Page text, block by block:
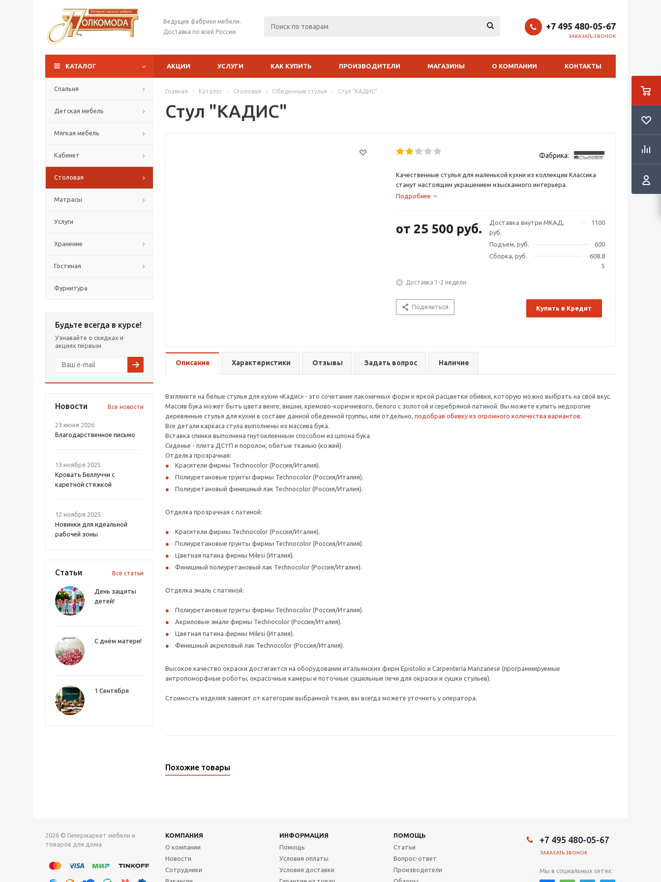
Ведущие фабрики мебели.
Доставка по всей России.
+7 495 480-05-67
ЗАКАЗАТЬ ЗВОНОК
КАТАЛОГ АКЦИИ УСЛУГИ КАК КУПИТЬ ПРОИЗВОДИТЕЛИ МАГАЗИНЫ О КОМПАНИИ КОНТАКТЫ
Спальня
Детская мебель
Мягкая мебель
Кабинет
Столовая
Матрасы
Услуги
Хранение
Гостиная
Фурнитура
Будьте всегда в курсе!
Узнавайте о скидках и
акциях первым
Новости Все новости
23 июня 2026
Благодарственное письмо
13 ноября 2025
Кровать Беллуччи с
каретной стяжкой
12 ноября 2025
Новинки для идеальной
рабочей зоны
Статьи Все статьи
День защиты
детей!
С днём матери!
1 Сентября
Главная - Каталог - Столовая - Обеденные стулья - Стул "КАДИС"
Стул "КАДИС"
Фабрика:
Качественные стулья для маленькой кухни из коллекции Классика
станут настоящим украшением изысканного интерьера.
Подробнее
Доставка внутри МКАД,
руб.
1100
Подъем, руб.
600
Сборка, руб.
608.8
5
от 25 500 руб.
Доставка 1-2 недели.
Поделиться Купить в Кредит
Описание Характеристики Отзывы Задать вопрос Наличие
Взгляните на белые стулья для кухни «Кадис» - это сочетание лаконичных форм и яркой расцветки обивки, которую можно выбрать на свой вкус.
Массив бука может быть цвета венге, вишни, кремово-коричневого, белого с золотой и серебряной патиной. Вы можете купить недорогие
деревянные стулья для кухни в составе данной обеденной группы, или отдельно, подобрав обивку из огромного количества вариантов.
Все детали каркаса стула выполнены из массива бука.
Вставка спинки выполнена гнутоклеенным способом из шпона бука.
Сиденье - плита ДСтП и поролон, обитые тканью (кожей).
Отделка прозрачная:
Красители фирмы Technocolor (Россия/Италия).
Полиуретановые грунты фирмы Technocolor (Россия/Италия).
Полиуретановый финишный лак Technocolor (Россия/Италия).
Отделка прозрачная с патиной:
Красители фирмы Technocolor (Россия/Италия).
Полиуретановые грунты фирмы Technocolor (Россия/Италия).
Цветная патина фирмы Milesi (Италия).
Финишный полиуретановый лак Technocolor (Россия/Италия).
Отделка эмаль с патиной:
Полиуретановые грунты фирмы Technocolor (Россия/Италия).
Акриловые эмали фирмы Technocolor (Россия/Италия).
Цветная патина фирмы Milesi (Италия).
Финишный акриловый лак Technocolor (Россия/Италия).
Высокое качество окраски достигается на оборудовании итальянских фирм Epistolio и Carpenteria Manzanese (программируемые
антропоморфные роботы, окрасочные камеры и поточные сушильные печи для окраски и сушки стульев).
Стоимость изделия зависит от категории выбранной ткани, вы всегда можете уточнить у оператора.
Похожие товары
2026 © Гипермаркет мебели и
товаров для дома
КОМПАНИЯ ИНФОРМАЦИЯ
ПОМОЩЬ
О компании
Новости
Сотрудники
Помощь
Условия оплаты
Условия доставки
Статьи
Вопрос-ответ
Производители
+7 495 480-05-67
ЗАКАЗАТЬ ЗВОНОК
Мы в социальных сетях: